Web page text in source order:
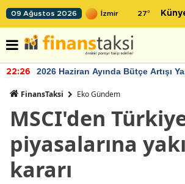
09 Ağustos 2026 27°
22:26 2026 Haziran Ayında Bütçe Artışı
FinansTaksi Eko Gündem
MSCI'den
piyasalarına
kararı